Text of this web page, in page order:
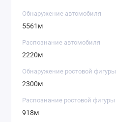
Обнаружение автомобиля
5561м
Распознание автомобиля
2220м
Обнаружение ростовой фигуры
2300м
Распознание ростовой фигуры
918м